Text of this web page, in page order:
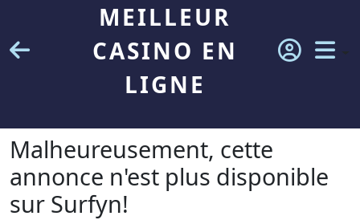
MEILLEUR
CASINO EN
LIGNE
Malheureusement, cette
annonce n'est plus disponible
sur Surfyn!